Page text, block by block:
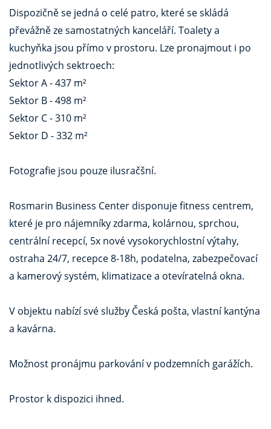
Dispozičně se jedná o celé patro, které se skládá
převážně ze samostatných kanceláří. Toalety a
kuchyňka jsou přímo v prostoru. Lze pronajmout i po
jednotlivých sektroech:
Sektor A - 437 m²
Sektor B - 498 m²
Sektor C - 310 m²
Sektor D - 332 m²
Fotografie jsou pouze ilusračšní.
Rosmarin Business Center disponuje fitness centrem,
které je pro nájemníky zdarma, kolárnou, sprchou,
centrální recepcí, 5x nové vysokorychlostní výtahy,
ostraha 24/7, recepce 8-18h, podatelna, zabezpečovací
a kamerový systém, klimatizace a otevíratelná okna.
V objektu nabízí své služby Česká pošta, vlastní kantýna
a kavárna.
Možnost pronájmu parkování v podzemních garážích.
Prostor k dispozici ihned.